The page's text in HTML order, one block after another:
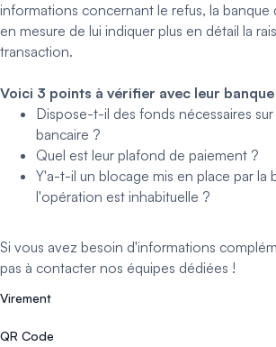
Virement
Comment s'inscrire sur Easytransac ?
QR Code
informations concernant le refus, la banque
en mesure de lui indiquer plus en détail la
transaction.
Voici 3 points à vérifier avec leur banque
Dispose-t-il des fonds nécessaires
bancaire ?
Quel est leur plafond de paiement ?
Y'a-t-il un blocage mis en place par la
l'opération est inhabituelle ?
Si vous avez besoin d'informations
pas à contacter nos équipes dédiées !